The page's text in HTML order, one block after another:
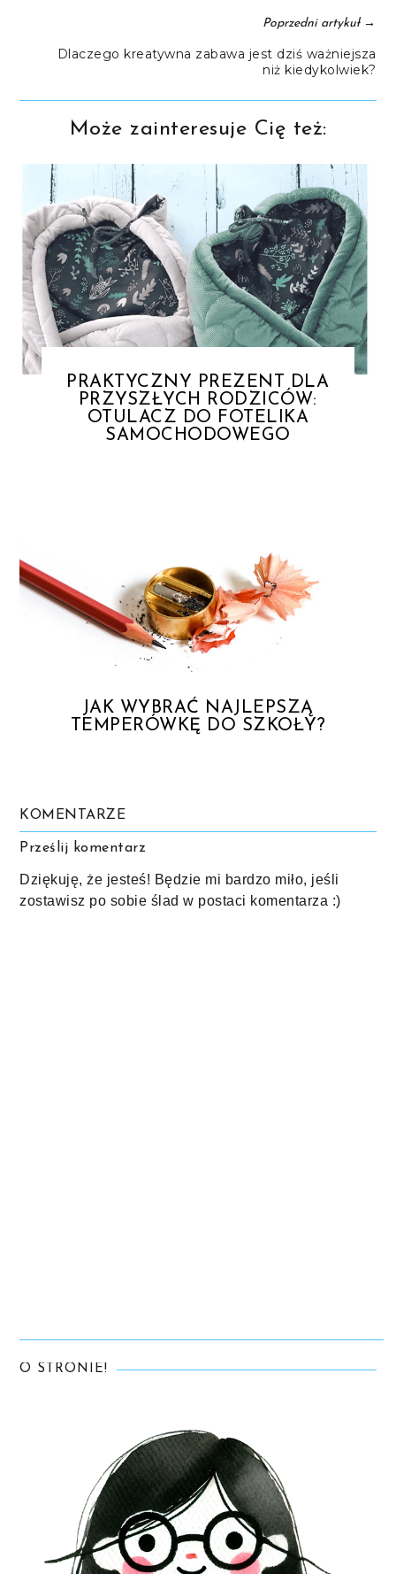
Poprzedni artykuł→
Dlaczego kreatywna zabawa jest dziś ważniejsza
niż kiedykolwiek?
Może zainteresuje Cię też:
PRAKTYCZNY PREZENT DLA
PRZYSZŁYCH RODZICÓW:
OTULACZ DO FOTELIKA
SAMOCHODOWEGO
JAK WYBRAĆ NAJLEPSZĄ
TEMPERÓWKĘ DO SZKOŁY?
KOMENTARZE
Prześlij komentarz
Dziękuję, że jesteś! Będzie mi bardzo miło, jeśli
zostawisz po sobie ślad w postaci komentarza :)
O STRONIE!